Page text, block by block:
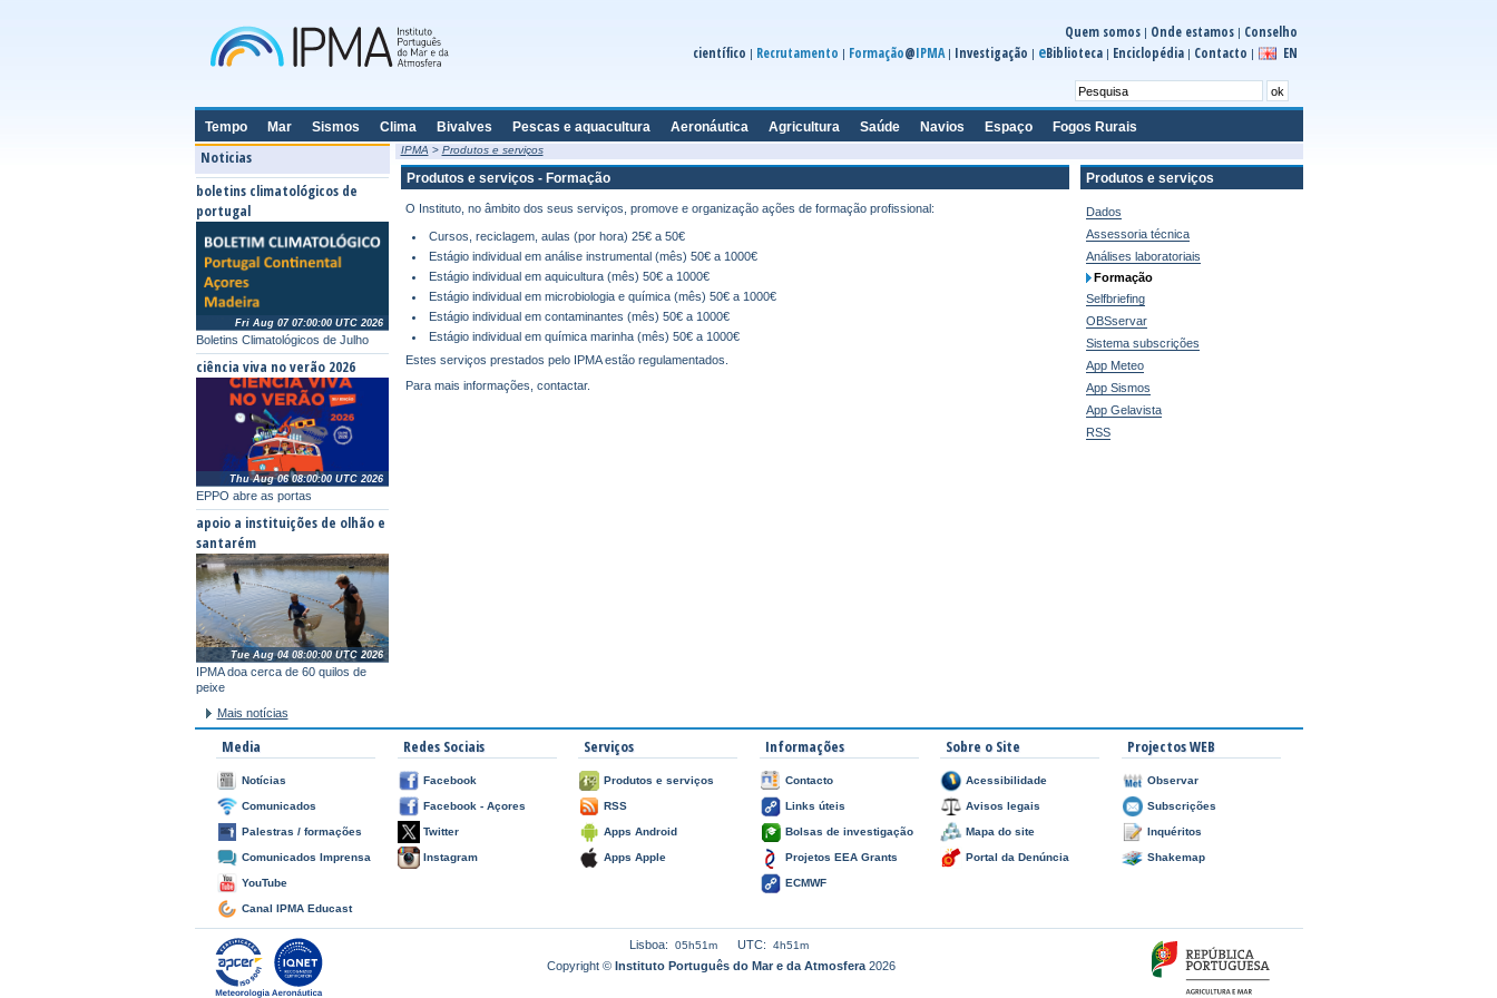
Quem somos| Onde estamos| Conselho
científico | Recrutamento | Formação@IPMA| Investigação | eBiblioteca| Enciclopédia| Contacto | EN
Tempo Mar Sismos Clima Bivalves Pescas e aquacultura Aeronáutica Agricultura Saúde Navios Espaço Fogos Rurais
Noticias
boletins climatológicos de
portugal
Boletins Climatológicos de Julho
Fri Aug 07 07:00:00 UTC 2026
ciência viva no verão 2026
EPPO abre as portas
Thu Aug 06 08:00:00 UTC 2026
apoio a instituições de olhão e
santarém
IPMA doa cerca de 60 quilos de
peixe
Tue Aug 04 08:00:00 UTC 2026
Mais notícias
IPMA > Produtos e serviços
Produtos e serviços
Dados
Assessoria técnica
Análises laboratoriais
Formação
Selfbriefing
OBSservar
Sistema subscrições
App Meteo
App Sismos
App Gelavista
RSS
Produtos e serviços - Formação
O Instituto, no âmbito dos seus serviços, promove e organização ações de formação profissional:
Cursos, reciclagem, aulas (por hora) 25€ a 50€
Estágio individual em análise instrumental (mês) 50€ a 1000€
Estágio individual em aquicultura (mês) 50€ a 1000€
Estágio individual em microbiologia e química (mês) 50€ a 1000€
Estágio individual em contaminantes (mês) 50€ a 1000€
Estágio individual em química marinha (mês) 50€ a 1000€
Estes serviços prestados pelo IPMA estão regulamentados.
Para mais informações, contactar.
Media
Notícias
Comunicados
Palestras / formações
Comunicados Imprensa
YouTube
Canal IPMA Educast
Redes Sociais
Facebook
Facebook - Açores
Twitter
Instagram
Serviços
Produtos e serviços
RSS
Apps Android
Apps Apple
Informações
Contacto
Links úteis
Bolsas de investigação
Projetos EEA Grants
ECMWF
Sobre o Site
Acessibilidade
Avisos legais
Mapa do site
Portal da Denúncia
Projectos WEB
Observar
Subscrições
Inquéritos
Shakemap
Lisboa: 05h51m UTC: 4h51m
Copyright © Instituto Português do Mar e da Atmosfera 2026